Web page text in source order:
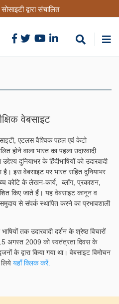
द्वारा संचालित
वेबसाइट
एटलस वैश्विक पहल एवं केटो
वाला भारत का पहला उदारवादी
दुनियाभर के हिंदीभाषियों को उदारवादी
है। इस वेबसाइट पर भारत सहित दुनियाभर
कोटि के लेखन-कार्य, ब्लॉग, प्रकाशन,
किए जाते हैं। यह वेबसाइट कानून व
से संपर्क स्थापित करने का प्रभावशाली
तक उदारवादी दर्शन के श्रेष्ठ विचारों
अगस्त 2009 को स्वतंत्रता दिवस के
के द्वारा किया गया था। वेबसाइट विमोचन
यहाँ क्लिक करें.